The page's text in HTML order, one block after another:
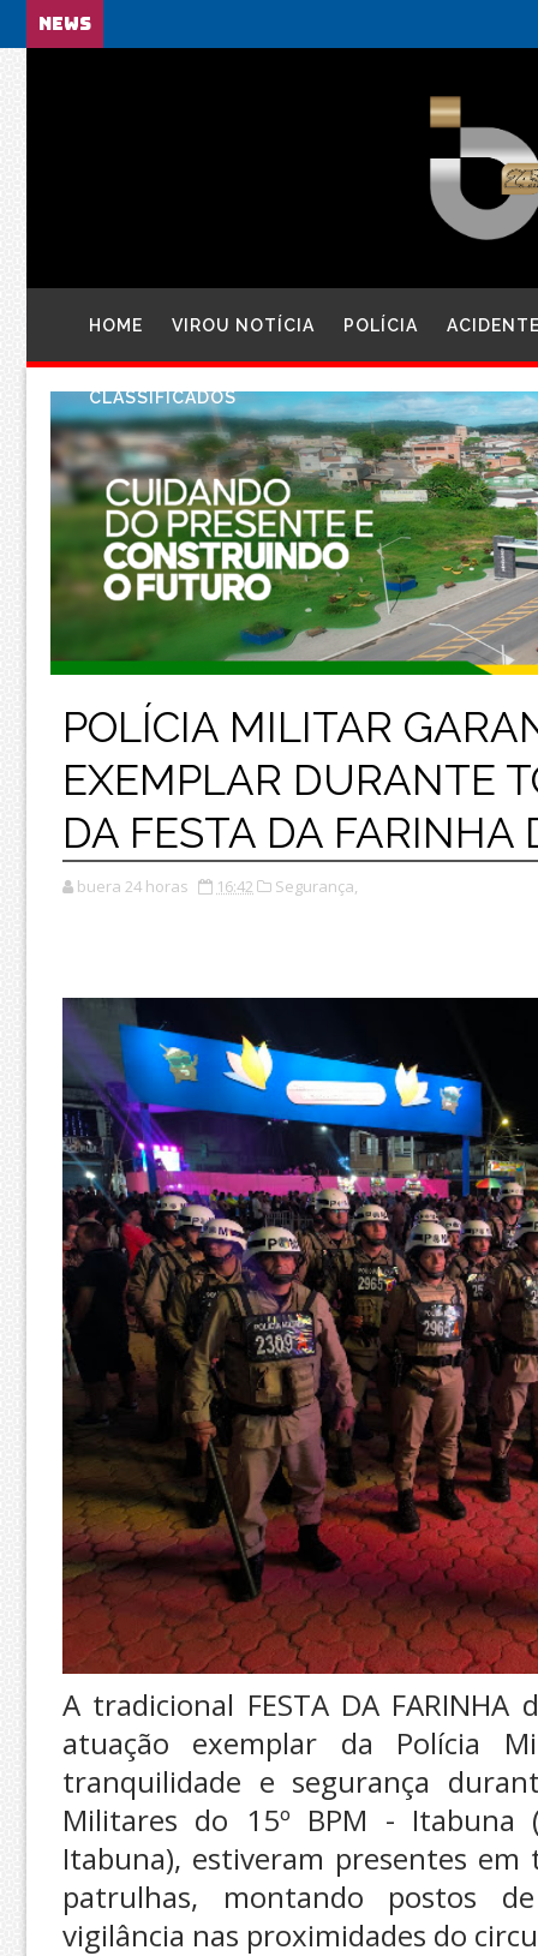
NEWS
HOME VIROU NOTÍCIA POLÍCIA
CLASSIFICADOS
POLÍCIA MILITAR
EXEMPLAR DURANTE
DA FESTA DA FARINHA
buera 24 horas 16:42 Segurança,
A tradicional FESTA DA
atuação exemplar da Polícia
tranquilidade e segurança
Militares do 15º BPM - Itabuna
Itabuna), estiveram presentes
patrulhas, montando postos
vigilância nas proximidades do